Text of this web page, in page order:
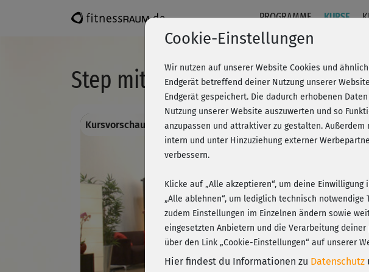
PROGRAMME KURSE
Step mit Jessica - Kurzkurs 1
Play
Kursvorschau - Anmelden und alles trainieren!
Cookie-Einstellungen
Wir nutzen auf unserer Website Cookies und
Endgerät betreffend deiner Nutzung unserer
Endgerät gespeichert. Die dadurch erhobenen
Nutzung unserer Website auszuwerten und so
anzupassen und attraktiver zu gestalten.
intern und unter Hinzuziehung externer
verbessern.
Klicke auf „Alle akzeptieren“, um deine
„Alle ablehnen“, um lediglich technisch notwendige
zudem Einstellungen im Einzelnen ändern sowie
eingesetzten Anbietern und die Verarbeitung
über den Link „Cookie-Einstellungen“ auf unserer
Hier findest du Informationen zu Datenschutz